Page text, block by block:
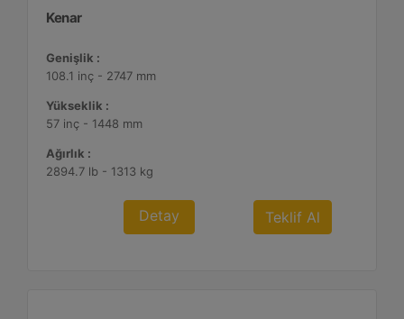
Kenar
Genişlik :
108.1 inç - 2747 mm
Yükseklik :
57 inç - 1448 mm
Ağırlık :
2894.7 lb - 1313 kg
Detay Teklif Al